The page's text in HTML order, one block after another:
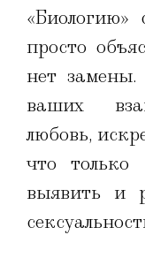
«Биологию»
просто
нет
ваших
любовь,
что только
выявить и